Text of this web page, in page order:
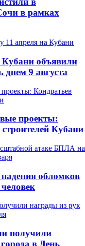
в рамках
объявили
днем 9 августа
проекты:
Кубани
обломков
получили
в День